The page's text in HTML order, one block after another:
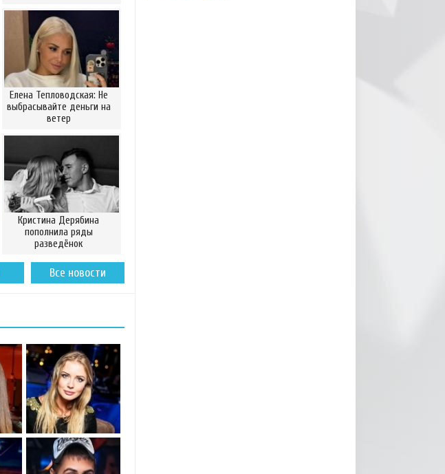
Елена Тепловодская: Не
выбрасывайте деньги на
ветер
Кристина Дерябина
пополнила ряды
разведёнок
Все новости